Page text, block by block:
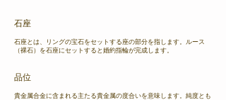
石座
石座とは、リングの宝石をセットする座の部分を指します。ルース
（裸石）を石座にセットすると婚約指輪が完成します。
​品位
貴金属合金に含まれる主たる貴金属の度合いを意味します。純度とも